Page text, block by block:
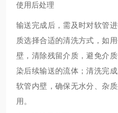
使用后处理
输送完成后，需及时对软管
质选择合适的清洗方式，如
壁，清除残留介质，避免介
染后续输送的流体；清洗完
软管内壁，确保无水分、杂
用。